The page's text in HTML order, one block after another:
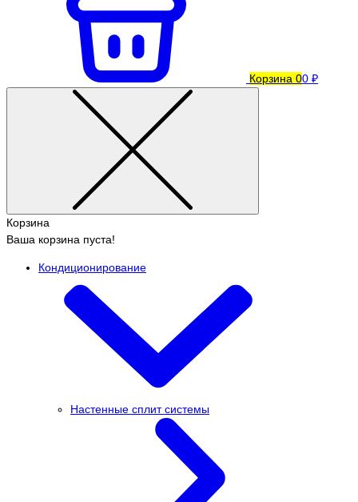
Корзина 00 ₽
Корзина
Ваша корзина пуста!
Кондиционирование
Настенные сплит системы